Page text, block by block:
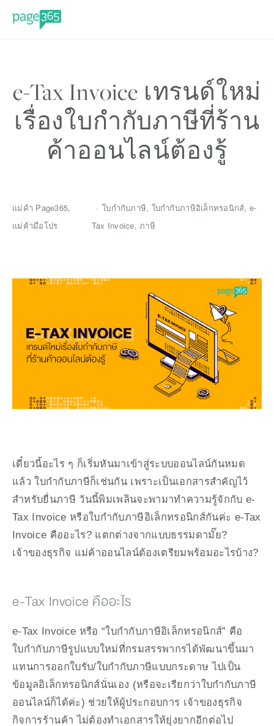
e-Tax Invoice เทรนด์ใหม่
เรื่องใบกำกับภาษีที่ร้าน
ค้าออนไลน์ต้องรู้
เดี๋ยวนี้อะไร ๆ ก็เริ่มหันมาเข้าสู่ระบบออนไลน์กันหมด
แล้ว ใบกำกับภาษีก็เช่นกัน เพราะเป็นเอกสารสำคัญไว้
สำหรับยื่นภาษี วันนี้พิมเพลินจะพามาทำความรู้จักกับ e-
Tax Invoice หรือใบกำกับภาษีอิเล็กทรอนิกส์กันค่ะ e-Tax
Invoice คืออะไร? แตกต่างจากแบบธรรมดามั๊ย?
เจ้าของธุรกิจ แม่ค้าออนไลน์ต้องเตรียมพร้อมอะไรบ้าง?
e-Tax Invoice คืออะไร
e-Tax Invoice หรือ “ใบกำกับภาษีอิเล็กทรอนิกส์” คือ
ใบกํากับภาษีรูปแบบใหม่ที่กรมสรรพากรได้พัฒนาขึ้นมา
แทนการออกใบรับ/ใบกำกับภาษีแบบกระดาษ ไปเป็น
ข้อมูลอิเล็กทรอนิกส์นั่นเอง (หรือจะเรียกว่าใบกำกับภาษี
ออนไลน์ก็ได้ค่ะ) ช่วยให้ผู้ประกอบการ เจ้าของธุรกิจ
กิจการร้านค้า ไม่ต้องทำเอกสารให้ยุ่งยากอีกต่อไป
แม่ค้า Page365,
แม่ค้ามือโปร
ใบกำกับภาษี, ใบกำกับภาษีอิเล็กทรอนิกส์, e-
Tax Invoice,ภาษี